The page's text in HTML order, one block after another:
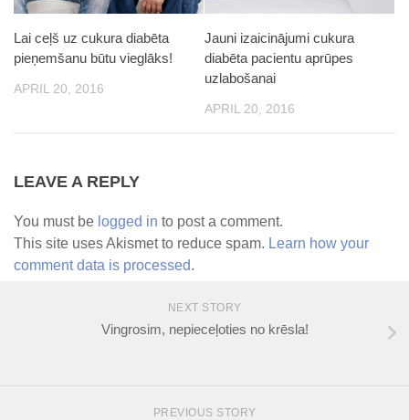
Lai ceļš uz cukura diabēta
pieņemšanu būtu vieglāks!
APRIL 20, 2016
Jauni izaicinājumi cukura
diabēta pacientu aprūpes
uzlabošanai
APRIL 20, 2016
LEAVE A REPLY
You must be logged in to post a comment.
This site uses Akismet to reduce spam. Learn how your
comment data is processed.
NEXT STORY
Vingrosim, nepieceļoties no krēsla!
PREVIOUS STORY